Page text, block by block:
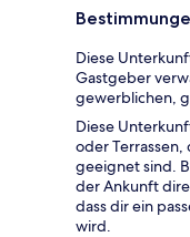
Diese
Gastgeber
gewerblichen,
Diese
oder
geeignet sind.
der Ankunft
dass dir ein
wird.